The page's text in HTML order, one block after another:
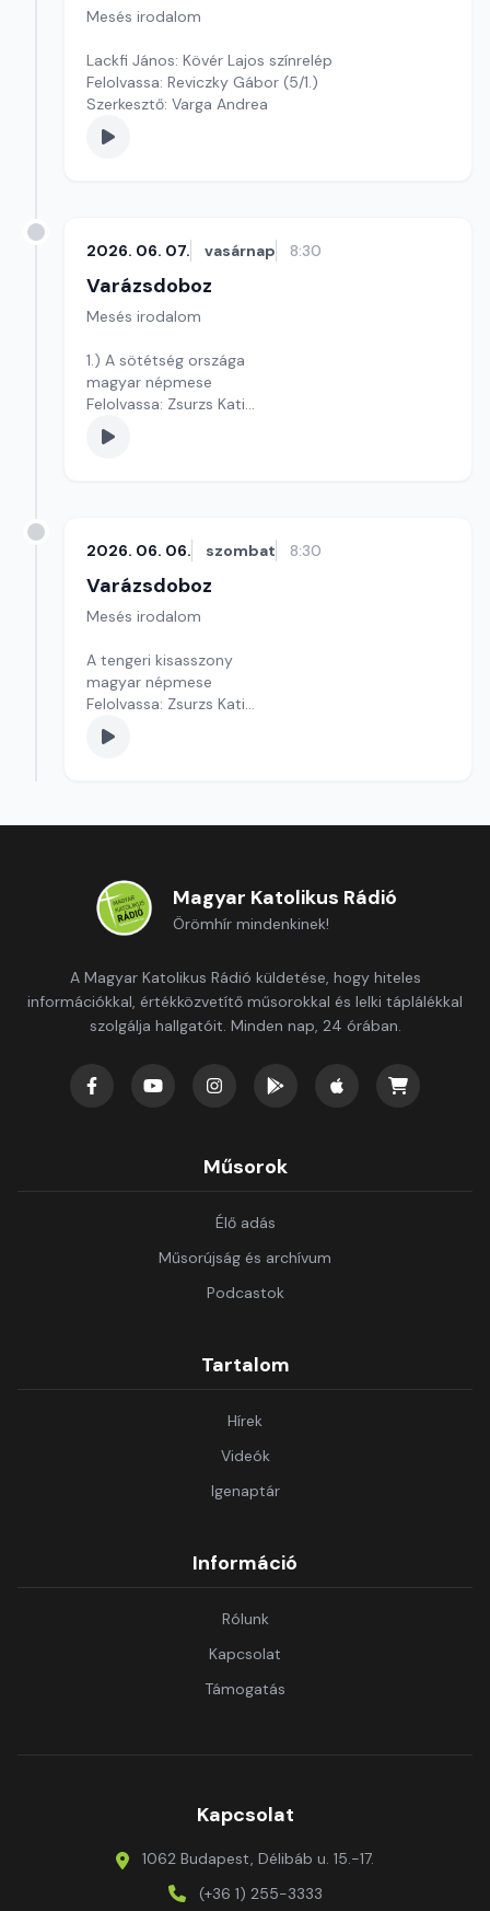
Mesés irodalom
Lackfi János: Kövér Lajos színrelép
Felolvassa: Reviczky Gábor (5/1.)
Szerkesztő: Varga Andrea
2026. 06. 07. vasárnap 8:30
Varázsdoboz
Mesés irodalom
1.) A sötétség országa
magyar népmese
Felolvassa: Zsurzs Kati
Szerkesztő: Varga Andrea
2026. 06. 06. szombat 8:30
Varázsdoboz
Mesés irodalom
A tengeri kisasszony
magyar népmese
Felolvassa: Zsurzs Kati
Szerkesztő: Varga Andrea
Magyar Katolikus Rádió
Örömhír mindenkinek!
A Magyar Katolikus Rádió küldetése, hogy hiteles
információkkal, értékközvetítő műsorokkal és lelki táplálékkal
szolgálja hallgatóit. Minden nap, 24 órában.
Műsorok
Élő adás
Műsorújság és archívum
Podcastok
Tartalom
Hírek
Videók
Igenaptár
Információ
Rólunk
Kapcsolat
Támogatás
Kapcsolat
1062 Budapest, Délibáb u. 15.-17.
(+36 1) 255-3333